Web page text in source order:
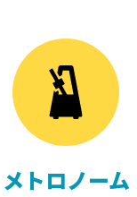
メトロノーム